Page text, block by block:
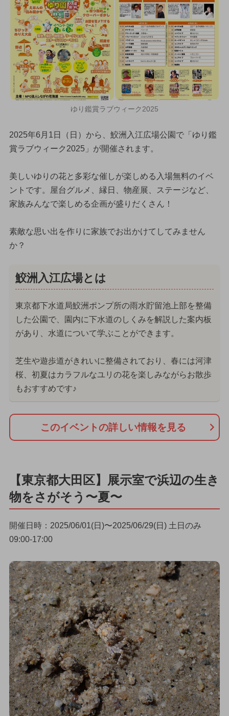
ゆり鑑賞ラブウィーク2025
2025年6月1日（日）から、鮫洲入江広場公園で「ゆり鑑
賞ラブウィーク2025」が開催されます。
美しいゆりの花と多彩な催しが楽しめる入場無料のイベ
ントです。屋台グルメ、縁日、物産展、ステージなど、
家族みんなで楽しめる企画が盛りだくさん！
素敵な思い出を作りに家族でお出かけてしてみません
か？
鮫洲入江広場とは
東京都下水道局鮫洲ポンプ所の雨水貯留池上部を整備
した公園で、園内に下水道のしくみを解説した案内板
があり、水道について学ぶことができます。
芝生や遊歩道がきれいに整備されており、春には河津
桜、初夏はカラフルなユリの花を楽しみながらお散歩
もおすすめです♪
このイベントの詳しい情報を見る
【東京都大田区】展示室で浜辺の生き
物をさがそう〜夏〜
開催日時：2025/06/01(日)〜2025/06/29(日) 土日のみ
09:00-17:00